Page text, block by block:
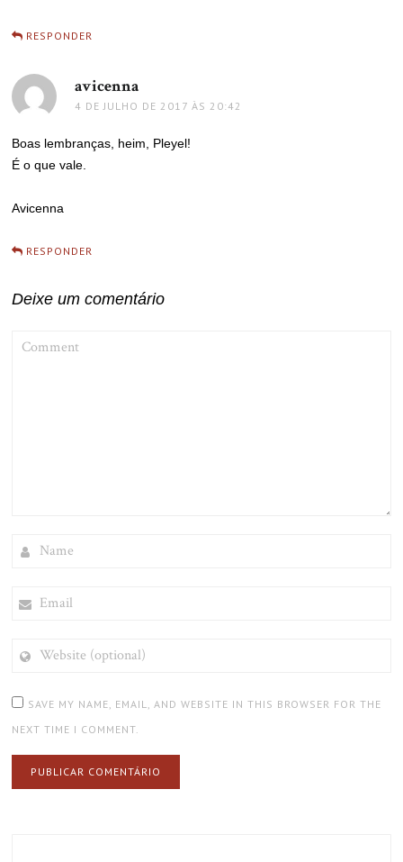
RESPONDER
avicenna
4 DE JULHO DE 2017 ÀS 20:42
Boas lembranças, heim, Pleyel!
É o que vale.
Avicenna
RESPONDER
Deixe um comentário
(OPTIONAL)
SAVE MY NAME, EMAIL, AND WEBSITE IN THIS BROWSER FOR THE
NEXT TIME I COMMENT.